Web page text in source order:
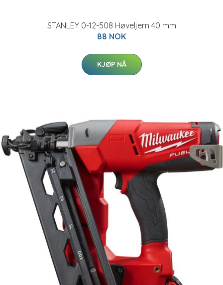
STANLEY 0-12-508 Høveljern 40 mm
88 NOK
KJØP NÅ